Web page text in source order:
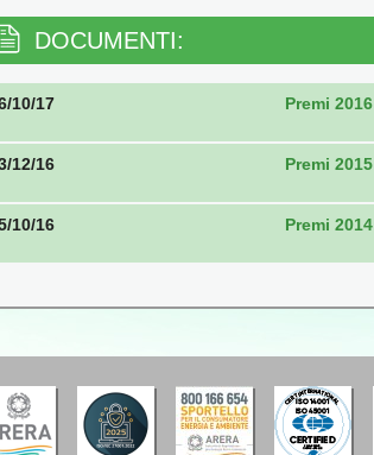
DOCUMENTI:
10/17 Premi 2016
12/16 Premi 2015
10/16 Premi 2014